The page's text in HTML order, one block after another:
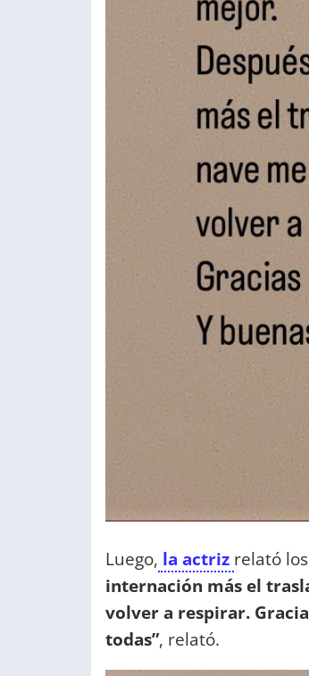
Luego, la actriz relató
internación más el
volver a respirar.
todas”, relató.